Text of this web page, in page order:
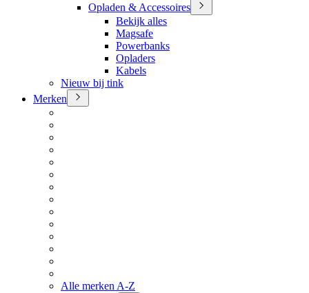
Opladen & Accessoires
Bekijk alles
Magsafe
Powerbanks
Opladers
Kabels
Nieuw bij tink
Merken
Alle merken A-Z